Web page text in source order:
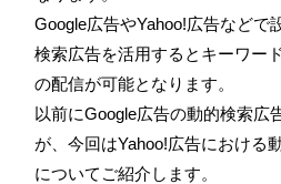
Google広告やYahoo!広告などで
検索広告を活用するとキーワー
の配信が可能となります。
以前にGoogle広告の動的検索広
が、今回はYahoo!広告における
についてご紹介します。